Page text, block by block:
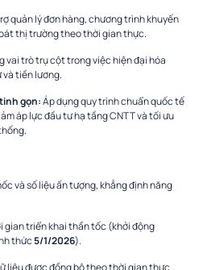
quản lý đơn hàng, chương trình khuyến
thị trường theo thời gian thực.
vai trò trụ cột trong việc hiện đại hóa
tiền lương.
gọn:Áp dụng quy trình chuẩn quốc tế
áp lực đầu tư hạ tầng CNTT và tối ưu
và số liệu ấn tượng, khẳng định năng
gian triển khai thần tốc (khởi động
thức5/1/2026).
liệu được đồng bộ theo thời gian thực